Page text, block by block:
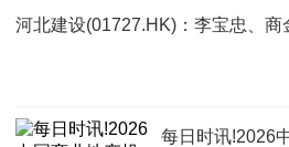
河北建设(01727.HK)：李宝忠、
每日时讯!2026